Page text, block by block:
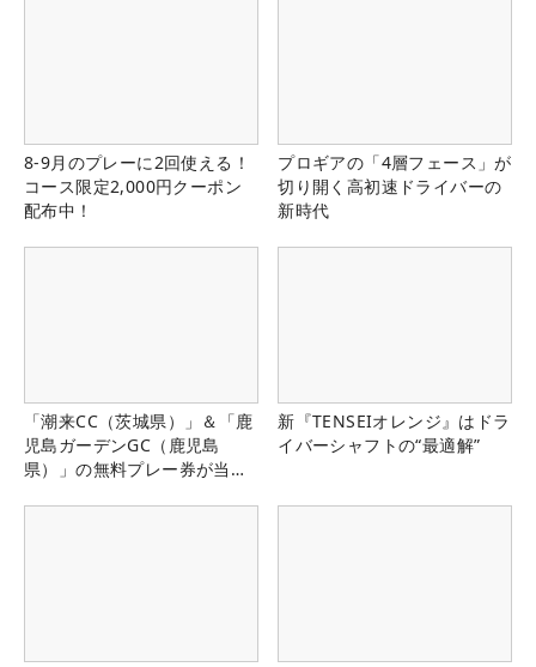
8-9月のプレーに2回使える！
コース限定2,000円クーポン
配布中！
プロギアの「4層フェース」が
切り開く高初速ドライバーの
新時代
「潮来CC（茨城県）」＆「鹿
児島ガーデンGC（鹿児島
県）」の無料プレー券が当た
新『TENSEIオレンジ』はドラ
イバーシャフトの“最適解”